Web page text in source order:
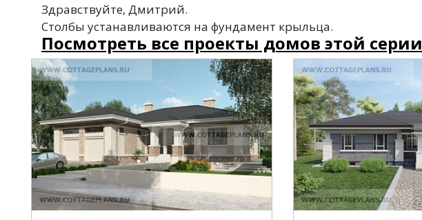
Здравствуйте, Дмитрий.
Столбы устанавливаются на фундамент крыльца.
Посмотреть все проекты домов этой серии